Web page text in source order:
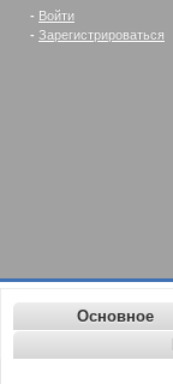
- Войти
- Зарегистрироваться
Основное